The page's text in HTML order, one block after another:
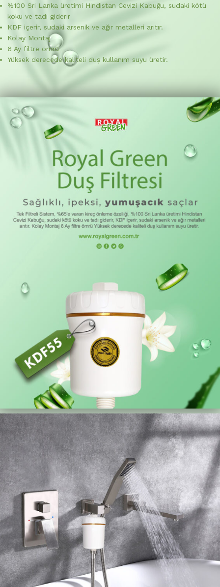
%100 Sri Lanka üretimi Hindistan Cevizi Kabuğu, sudaki kötü
koku ve tadı giderir
KDF içerir, sudaki arsenik ve ağır metalleri arıtır.
Kolay Montaj
6 Ay filtre ömrü
Yüksek derecede kaliteli duş kullanım suyu üretir.